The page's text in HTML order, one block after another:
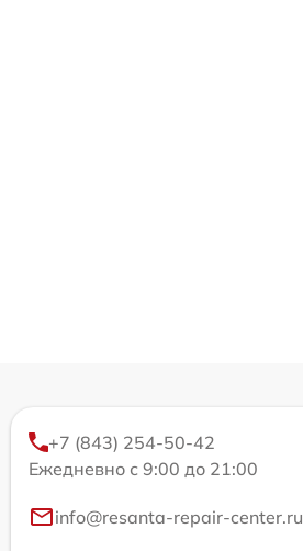
+7 (843) 254-50-42
Ежедневно с 9:00 до 21:00
info@resanta-repair-center.ru